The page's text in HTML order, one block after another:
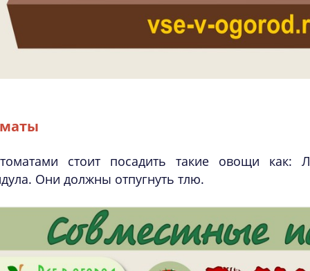
стоит посадить такие овощи как:
Они должны отпугнуть тлю.